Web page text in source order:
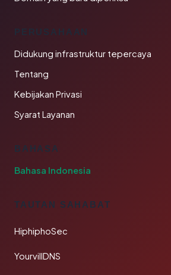
PERUSAHAAN
Didukung infrastruktur tepercaya
Tentang
Kebijakan Privasi
Syarat Layanan
BAHASA
Bahasa Indonesia
TAUTAN SAHABAT
HiphiphoSec
YourvillDNS